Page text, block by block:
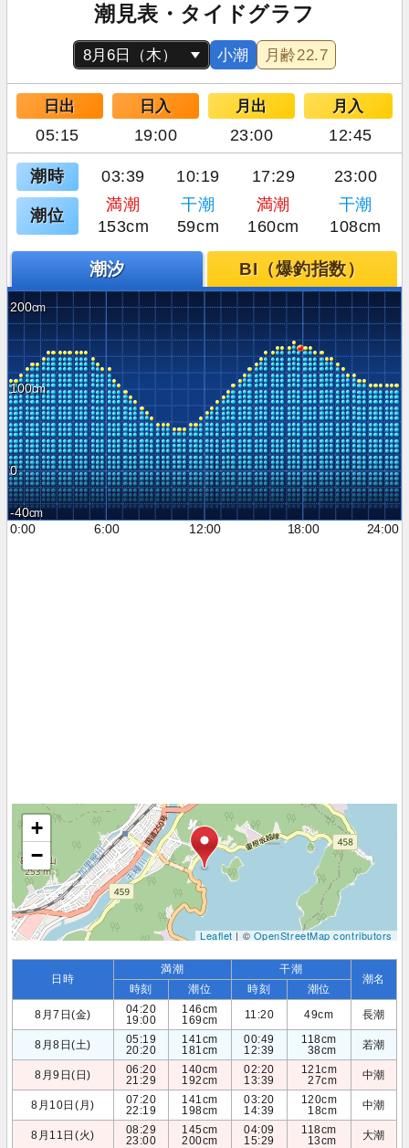
潮見表・タイドグラフ
小潮 月齢22.7
日出 日入 月出 月入
05:15 19:00 23:00 12:45
潮時 03:39 10:19 17:29 23:00
潮位
満潮 干潮 満潮
干潮
153cm
59cm 160cm 108cm
潮汐 BI（爆釣指数）
200
100
0
-40
0:00
6:00 12:00 18:00 24:00
+
−
Leaflet| ©OpenStreetMap contributors
日時
満潮 干潮
潮名
時刻 潮位 時刻
潮位
8月7日(金)
04:20
19:00
146cm
169cm
11:20 49cm 長潮
8月8日(土)
05:19
20:20
141cm
181cm
00:49
12:39
118cm
38cm
若潮
8月9日(日)
06:20
21:29
140cm
192cm
02:20
13:39
121cm
27cm
中潮
8月10日(月)
07:20
22:19
141cm
198cm
03:20
14:39
120cm
18cm
中潮
8月11日(火)
08:29
23:00
145cm
200cm
04:09
15:29
118cm
13cm
大潮